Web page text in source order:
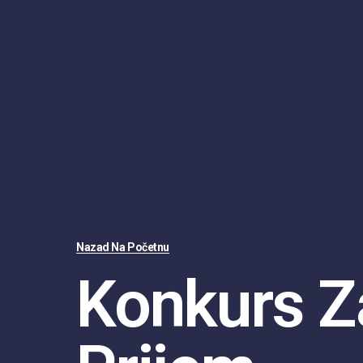
Nazad Na Početnu
Konkurs